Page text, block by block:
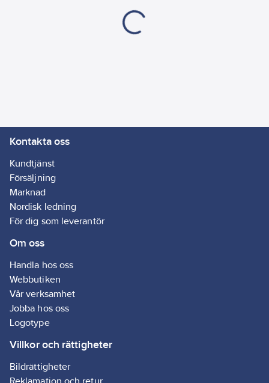
Kontakta oss
Kundtjänst
Försäljning
Marknad
Nordisk ledning
För dig som leverantör
Om oss
Handla hos oss
Webbutiken
Vår verksamhet
Jobba hos oss
Logotype
Villkor och rättigheter
Bildrättigheter